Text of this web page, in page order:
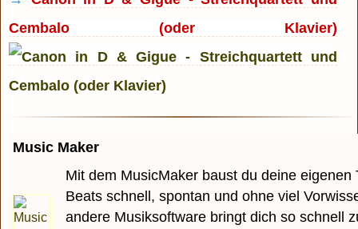
Cembalo (oder Klavier)
Music Maker
Mit dem MusicMaker baust du deine eigenen
Beats schnell, spontan und ohne viel
andere Musiksoftware bringt dich so schnell